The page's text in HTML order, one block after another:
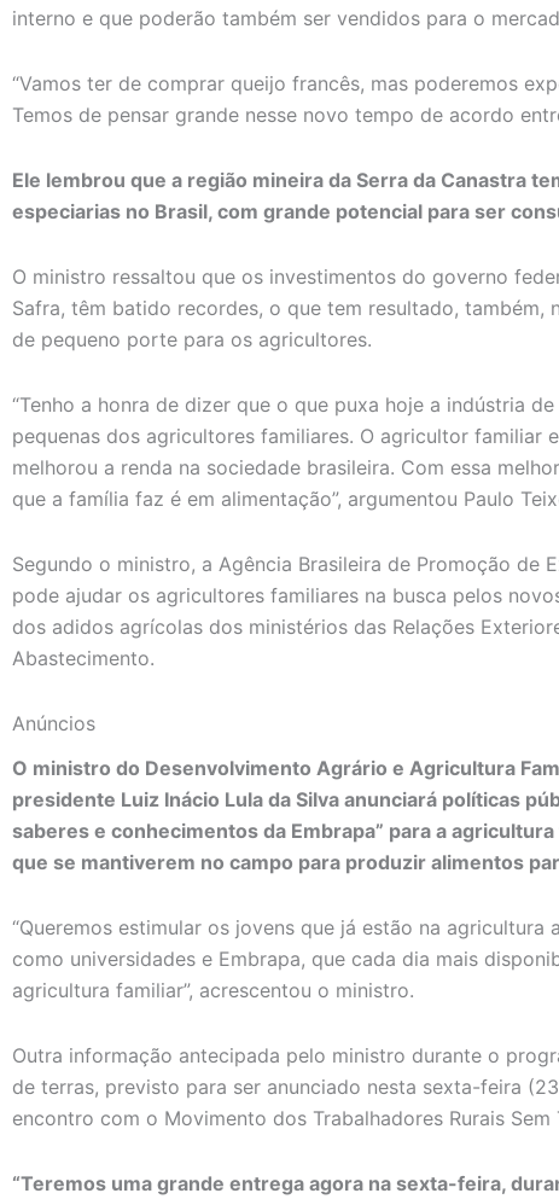
interno e que poderão também ser vendidos para o
“Vamos ter de comprar queijo francês, mas poderemos
Temos de pensar grande nesse novo tempo de acordo
Ele lembrou que a região mineira da Serra da Canastra
especiarias no Brasil, com grande potencial para ser
O ministro ressaltou que os investimentos do governo
Safra, têm batido recordes, o que tem resultado, também,
de pequeno porte para os agricultores.
“Tenho a honra de dizer que o que puxa hoje a indústria
pequenas dos agricultores familiares. O agricultor familiar
melhorou a renda na sociedade brasileira. Com essa
que a família faz é em alimentação”, argumentou Paulo
Segundo o ministro, a Agência Brasileira de Promoção de
pode ajudar os agricultores familiares na busca pelos
dos adidos agrícolas dos ministérios das Relações
Abastecimento.
Anúncios
O ministro do Desenvolvimento Agrário e Agricultura
presidente Luiz Inácio Lula da Silva anunciará políticas
saberes e conhecimentos da Embrapa” para a
que se mantiverem no campo para produzir alimentos
“Queremos estimular os jovens que já estão na
como universidades e Embrapa, que cada dia mais
agricultura familiar”, acrescentou o ministro.
Outra informação antecipada pelo ministro durante o
de terras, previsto para ser anunciado nesta sexta-feira
encontro com o Movimento dos Trabalhadores Rurais Sem
“Teremos uma grande entrega agora na sexta-feira,